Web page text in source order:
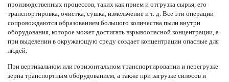
производственных процессов, таких как прием и отгрузка сырья, его
транспортировка, очистка, сушка, измельчение и т. д. Все эти операции
сопровождаются образованием большого количества пыли внутри
оборудования, которое может достигать взрывоопасной концентрации, а
при выделении в окружающую среду создает концентрации опасные для
людей.
При вертикальном или горизонтальном транспортировании и перегрузке
зерна транспортным оборудованием, а также при загрузке силосов и